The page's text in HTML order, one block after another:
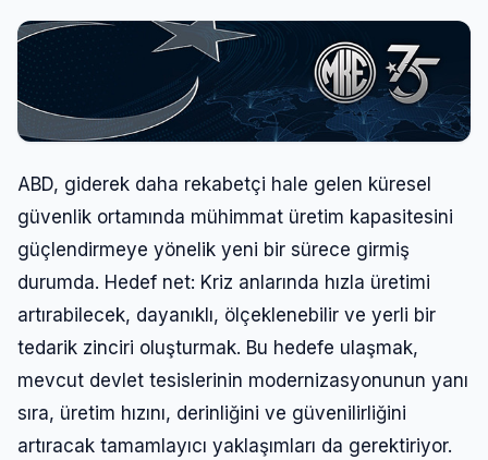
ABD, giderek daha rekabetçi hale gelen küresel
güvenlik ortamında mühimmat üretim kapasitesini
güçlendirmeye yönelik yeni bir sürece girmiş
durumda. Hedef net: Kriz anlarında hızla üretimi
artırabilecek, dayanıklı, ölçeklenebilir ve yerli bir
tedarik zinciri oluşturmak. Bu hedefe ulaşmak,
mevcut devlet tesislerinin modernizasyonunun yanı
sıra, üretim hızını, derinliğini ve güvenilirliğini
artıracak tamamlayıcı yaklaşımları da gerektiriyor.